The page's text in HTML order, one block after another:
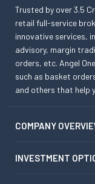
Trusted by over 3.5
retail full-service
innovative services,
advisory, margin
orders, etc. Angel
such as basket
and others that help
COMPANY
INVESTMENT